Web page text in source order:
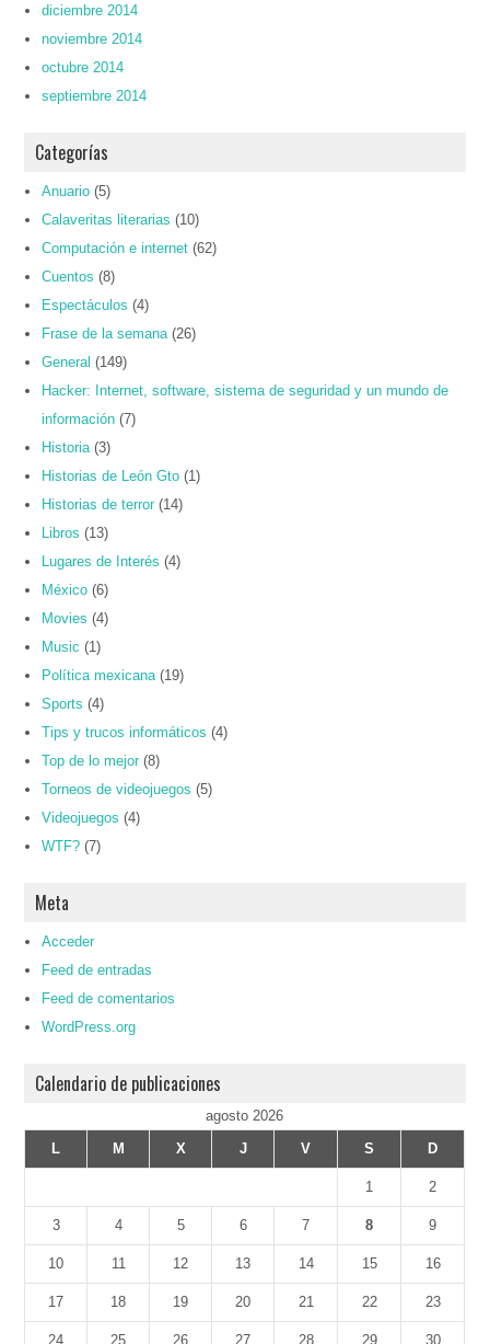
diciembre 2014
noviembre 2014
octubre 2014
septiembre 2014
Categorías
Anuario (5)
Calaveritas literarias (10)
Computación e internet (62)
Cuentos (8)
Espectáculos (4)
Frase de la semana (26)
General (149)
Hacker: Internet, software, sistema de seguridad y un mundo de
información (7)
Historia (3)
Historias de León Gto (1)
Historias de terror (14)
Libros (13)
Lugares de Interés (4)
México (6)
Movies (4)
Music (1)
Política mexicana (19)
Sports (4)
Tips y trucos informáticos (4)
Top de lo mejor (8)
Torneos de videojuegos (5)
Videojuegos (4)
WTF? (7)
Meta
Acceder
Feed de entradas
Feed de comentarios
WordPress.org
Calendario de publicaciones
agosto 2026
L
M X J V S D
1 2
3 4 5 6 7 8 9
10 11 12 13 14 15 16
17 18 19 20 21 22 23
24 25 26 27 28 29 30